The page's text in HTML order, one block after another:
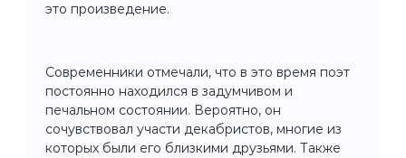
это произведение.
Современники отмечали, что в это время поэт
постоянно находился в задумчивом и
печальном состоянии. Вероятно, он
сочувствовал участи декабристов, многие из
которых были его близкими друзьями. Также